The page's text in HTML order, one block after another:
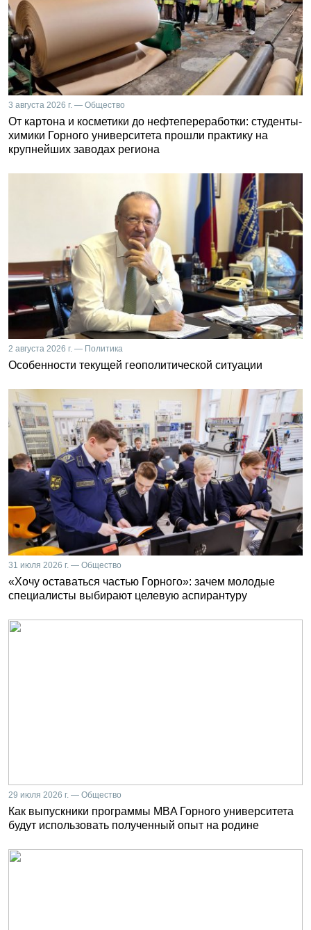
3 августа 2026 г. — Общество
От картона и косметики до нефтепереработки: студенты-
химики Горного университета прошли практику на
крупнейших заводах региона
2 августа 2026 г. — Политика
Особенности текущей геополитической ситуации
31 июля 2026 г. — Общество
«Хочу оставаться частью Горного»: зачем молодые
специалисты выбирают целевую аспирантуру
29 июля 2026 г. — Общество
Как выпускники программы MBA Горного университета
будут использовать полученный опыт на родине